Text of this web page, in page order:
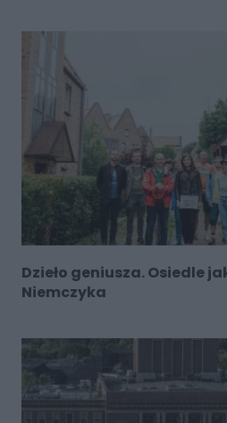
Dzieło geniusza. Osiedle
Niemczyka